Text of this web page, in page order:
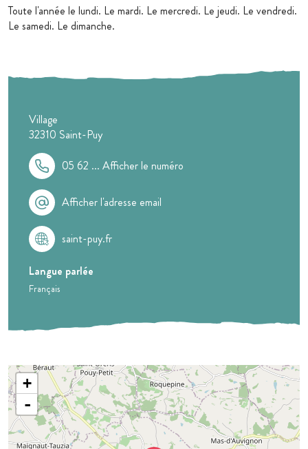
Toute l'année le lundi. Le mardi. Le mercredi. Le jeudi. Le vendredi.
Le samedi. Le dimanche.
Village
32310 Saint-Puy
05 62 ... Afficher le numéro
Afficher l'adresse email
saint-puy.fr
Langue parlée
Français
+
-